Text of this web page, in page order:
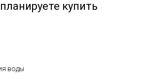
купить
воды